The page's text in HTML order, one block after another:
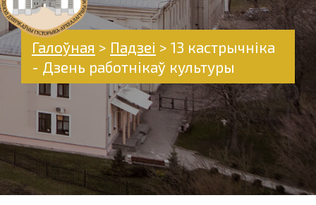
Галоўная > Падзеі > 13 кастрычніка
- Дзень работнікаў культуры